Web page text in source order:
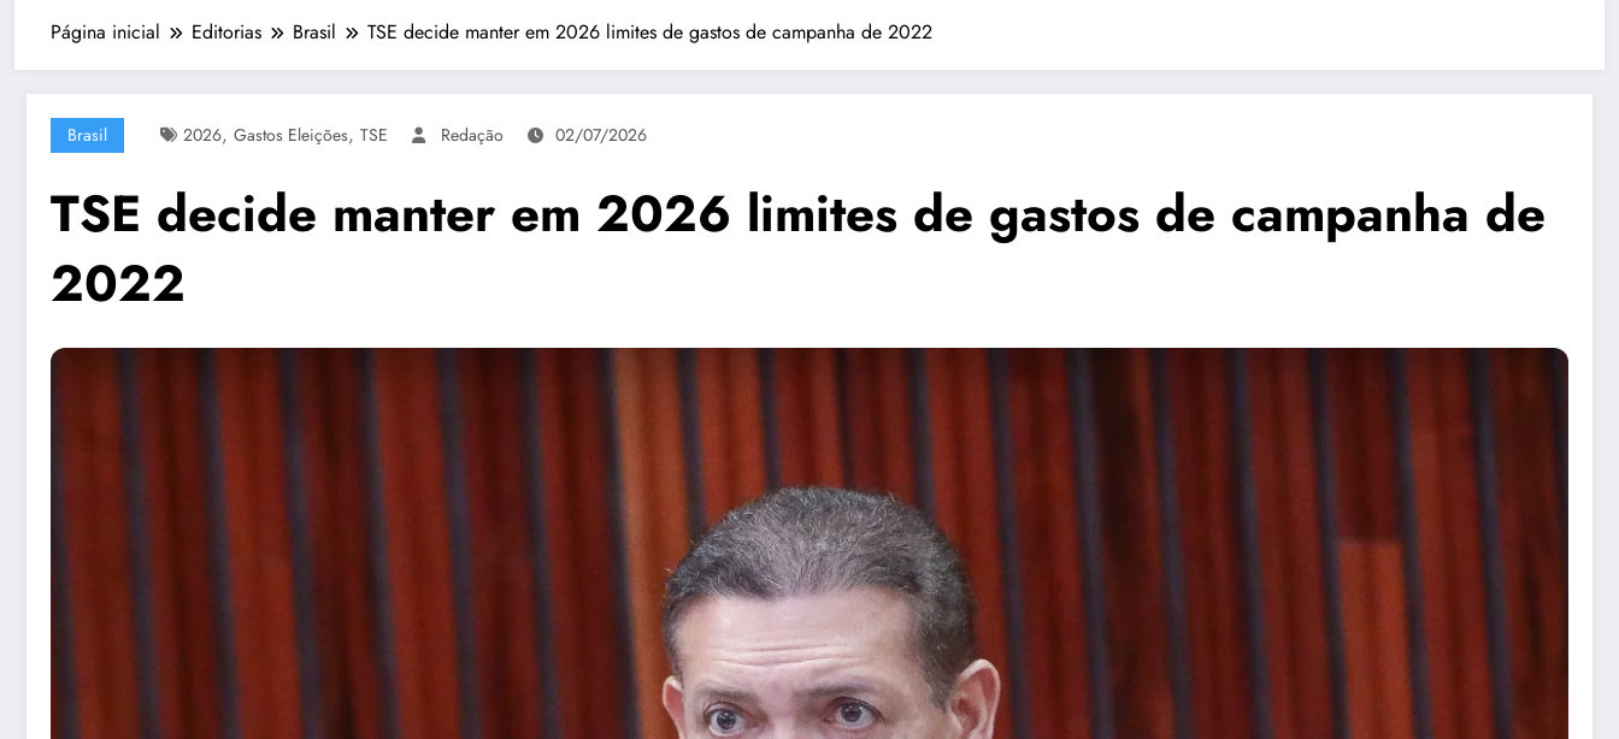
Página inicial Editorias Brasil TSE decide manter em 2026 limites de gastos de campanha de 2022
Brasil 2026, Gastos Eleições, TSE Redação 02/07/2026
TSE decide manter em 2026 limites de gastos de campanha de
2022